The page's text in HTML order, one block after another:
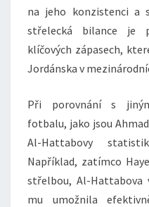
na jeho konzistenci a
střelecká bilance je
klíčových zápasech,
Jordánska v
Při porovnání s
fotbalu, jako jsou
Al-Hattabovy
Například, zatímco
střelbou, Al-Hattabova
mu umožnila